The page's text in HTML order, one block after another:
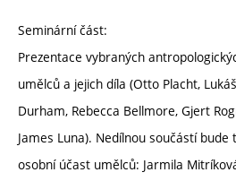
Seminární část:
Prezentace vybraných
umělců a jejich díla (Otto Placht,
Durham, Rebecca Bellmore, Gjert
James Luna). Nedílnou součástí
osobní účast umělců: Jarmila